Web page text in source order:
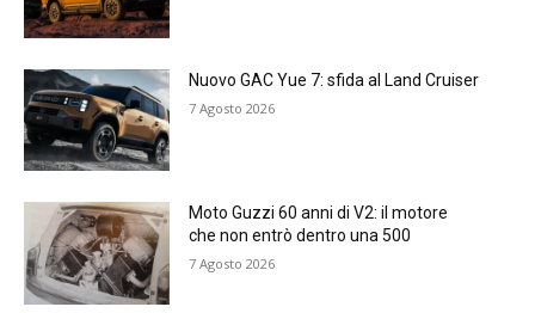
Nuovo GAC Yue 7: sfida al Land Cruiser
7 Agosto 2026
Moto Guzzi 60 anni di V2: il motore
che non entrò dentro una 500
7 Agosto 2026